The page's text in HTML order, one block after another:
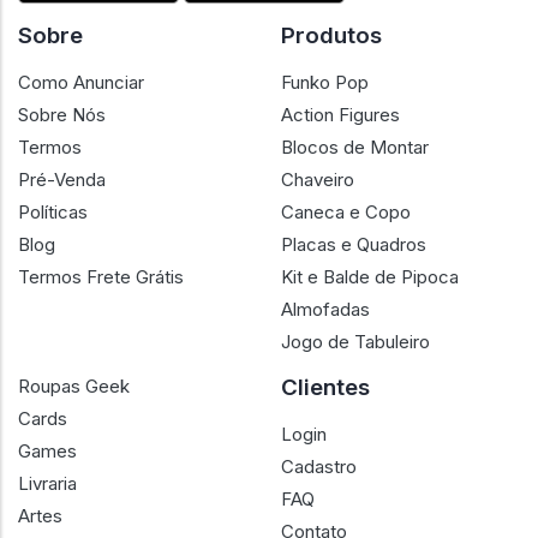
Sobre
Como Anunciar
Sobre Nós
Termos
Pré-Venda
Políticas
Blog
Termos Frete Grátis
Produtos
Funko Pop
Action Figures
Blocos de Montar
Chaveiro
Caneca e Copo
Placas e Quadros
Kit e Balde de Pipoca
Almofadas
Jogo de Tabuleiro
Roupas Geek
Cards
Games
Livraria
Artes
Clientes
Login
Cadastro
FAQ
Contato